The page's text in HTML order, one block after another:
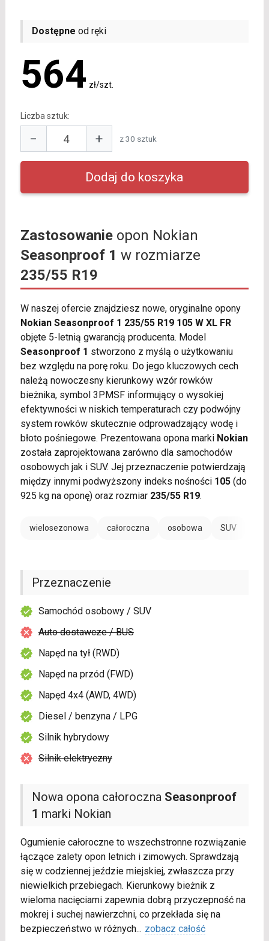
Dostępne od ręki
564 zł/szt.
Liczba sztuk:
− + z 30 sztuk
Zastosowanieopon Nokian
Seasonproof 1 w rozmiarze
235/55 R19
W naszej ofercie znajdziesz nowe, oryginalne opony
Nokian Seasonproof 1 235/55 R19 105 W XL FR
objęte 5-letnią gwarancją producenta. Model
Seasonproof 1 stworzono z myślą o użytkowaniu
bez względu na porę roku. Do jego kluczowych cech
należą nowoczesny kierunkowy wzór rowków
bieżnika, symbol 3PMSF informujący o wysokiej
efektywności w niskich temperaturach czy podwójny
system rowków skutecznie odprowadzający wodę i
błoto pośniegowe. Prezentowana opona marki Nokian
została zaprojektowana zarówno dla samochodów
osobowych jak i SUV. Jej przeznaczenie potwierdzają
między innymi podwyższony indeks nośności 105(do
925 kg na oponę) oraz rozmiar 235/55 R19.
wielosezonowa całoroczna osobowa SUV
Nowa opona całoroczna Seasonproof
1 marki Nokian
Ogumienie całoroczne to wszechstronne rozwiązanie
łączące zalety opon letnich i zimowych. Sprawdzają
się w codziennej jeździe miejskiej, zwłaszcza przy
niewielkich przebiegach. Kierunkowy bieżnik z
wieloma nacięciami zapewnia dobrą przyczepność na
mokrej i suchej nawierzchni, co przekłada się na
bezpieczeństwo w różnych... zobacz całość
Przeznaczenie
Samochód osobowy / SUV
Auto dostawcze / BUS
Napęd na tył (RWD)
Napęd na przód (FWD)
Napęd 4x4 (AWD, 4WD)
Diesel / benzyna / LPG
Silnik hybrydowy
Silnik elektryczny